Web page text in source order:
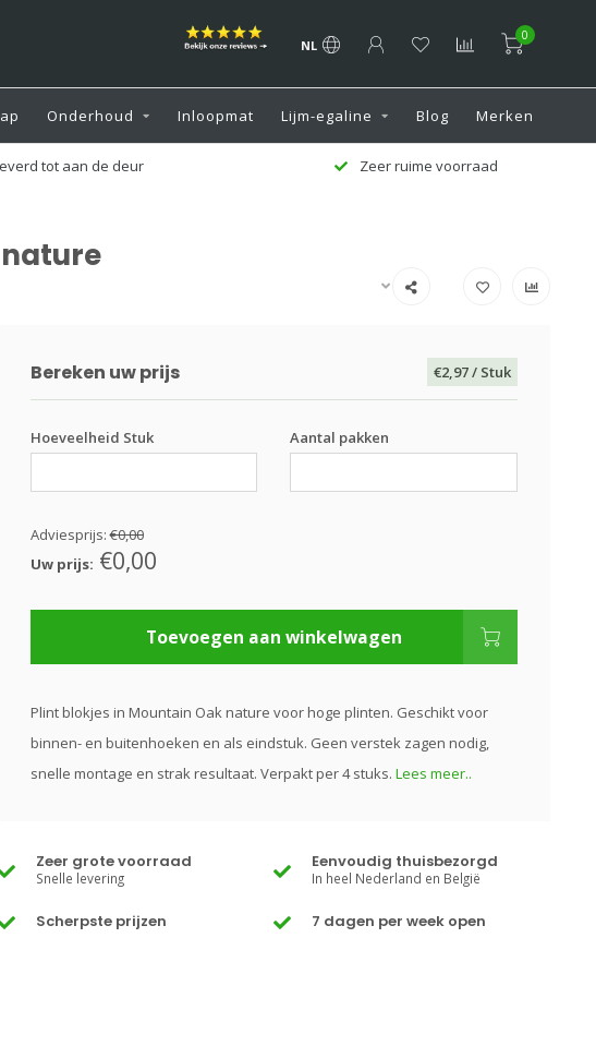
NL
0
Onderhoud Inloopmat Lijm-egaline Blog Merken
tot aan de deur Zeer ruime voorraad
Bereken uw prijs €2,97/ Stuk
Hoeveelheid Stuk Aantal pakken
Adviesprijs:€0,00
Uw prijs: €0,00
Toevoegen aan winkelwagen
Plint blokjes in Mountain Oak nature voor hoge plinten. Geschikt voor
binnen- en buitenhoeken en als eindstuk. Geen verstek zagen nodig,
snelle montage en strak resultaat. Verpakt per 4 stuks. Lees meer..
Zeer grote voorraad
Snelle levering
Eenvoudig thuisbezorgd
In heel Nederland en België
Scherpste prijzen 7 dagen per week open